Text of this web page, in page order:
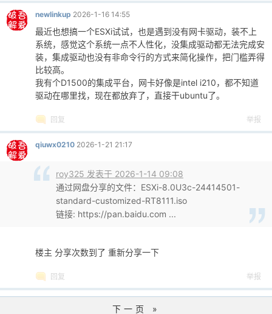
newlinkup 2026-1-16 14:55
最近也想搞一个ESXi试试，也是遇到没有网卡驱动，装不上
系统，感觉这个系统一点不人性化，没集成驱动都无法完成安
装，集成驱动也没有非命令行的方式来简化操作，把门槛弄得
比较高。
我有个D1500的集成平台，网卡好像是intel i210，都不知道
驱动在哪里找，现在都放弃了，直接干ubuntu了。
回复 举报
qiuwx0210 2026-1-21 21:17
roy325 发表于 2026-1-14 09:08
通过网盘分享的文件：ESXi-8.0U3c-24414501-
standard-customized-RT8111.iso
链接: https://pan.baidu.com ...
楼主 分享次数到了 重新分享一下
回复 举报
下一页 »